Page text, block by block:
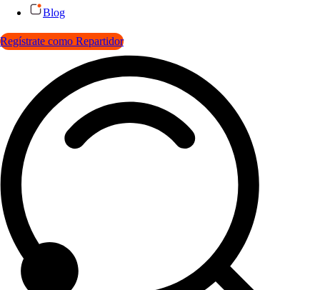
Blog
Regístrate como Repartidor